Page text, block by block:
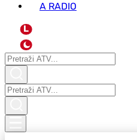
A RADIO
L